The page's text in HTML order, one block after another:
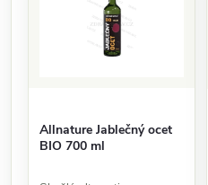
Allnature Jablečný ocet
BIO 700 ml